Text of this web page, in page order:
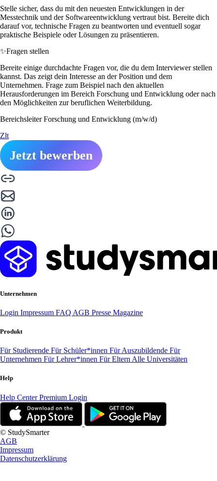
Stelle sicher, dass du mit den neuesten Entwicklungen in der
Messtechnik und der Softwareentwicklung vertraut bist. Bereite dich
darauf vor, technische Fragen zu beantworten und eventuell sogar
praktische Beispiele oder Lösungen zu präsentieren.
✨Fragen stellen
Bereite einige durchdachte Fragen vor, die du dem Interviewer stellen
kannst. Das zeigt dein Interesse an der Position und dem
Unternehmen. Frage zum Beispiel nach den aktuellen
Herausforderungen im Bereich Forschung und Entwicklung oder nach
den Möglichkeiten zur beruflichen Weiterbildung.
Bereichsleiter Forschung und Entwicklung (m/w/d)
Zlt
Jetzt bewerben
Unternehmen
Login Impressum FAQ AGB Presse Magazine
Produkt
Für Studierende Für Schüler*innen Für Auszubildende Für
Unternehmen Für Lehrer*innen Für Eltern Alle Universitäten
Help
Help CenterPremium Login
© StudySmarter
AGB
Impressum
Datenschutzerklärung